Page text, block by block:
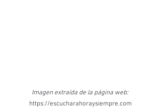
Imagen extraída de la página web:
https://escucharahoraysiempre.com